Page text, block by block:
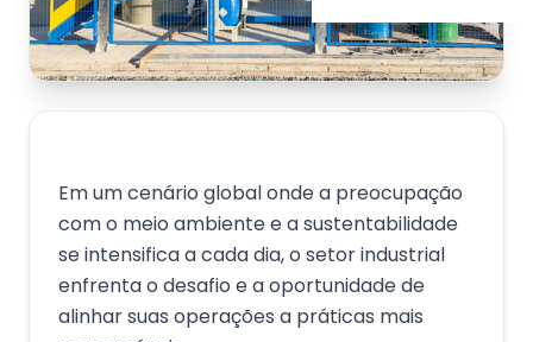
Em um cenário global onde a preocupação
com o meio ambiente e a sustentabilidade
se intensifica a cada dia, o setor industrial
enfrenta o desafio e a oportunidade de
alinhar suas operações a práticas mais